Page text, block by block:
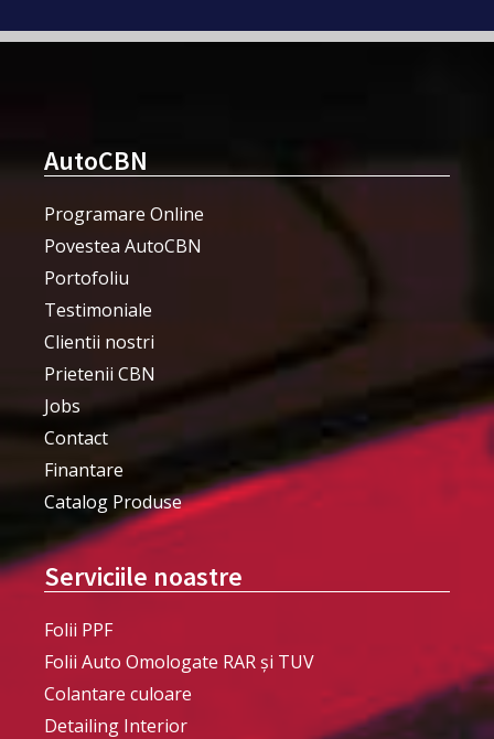
AutoCBN
Programare Online
Povestea AutoCBN
Portofoliu
Testimoniale
Clientii nostri
Prietenii CBN
Jobs
Contact
Finantare
Catalog Produse
Serviciile noastre
Folii PPF
Folii Auto Omologate RAR și TUV
Colantare culoare
Detailing Interior